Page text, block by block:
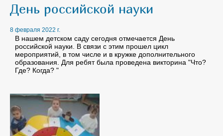
День российской науки
8 февраля 2022 г.
В нашем детском саду сегодня отмечается День
российской науки. В связи с этим прошел цикл
мероприятий, в том числе и в кружке дополнительного
образования. Для ребят была проведена викторина "Что?
Где? Когда? "